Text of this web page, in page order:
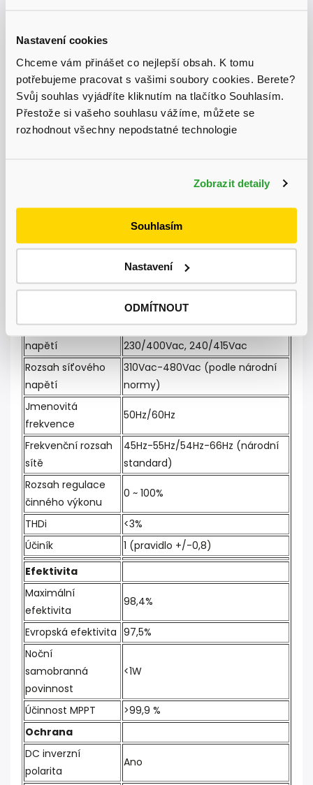
Nastavení cookies
Chceme vám přinášet co nejlepší obsah. K tomu
potřebujeme pracovat s vašimi soubory cookies. Berete?
Svůj souhlas vyjádříte kliknutím na tlačítko Souhlasím.
Přestože si vašeho souhlasu vážíme, můžete se
rozhodnout všechny nepodstatné technologie
Zobrazit detaily
Souhlasím
Nastavení
ODMÍTNOUT
PROVOZNÍHO
Rozsah napětí pro
plný výkon MPPT
250V-850V
Maximální vstupní
proud na MPPT
13A/13A
Výstup (AC)
5000W
Maximální střídavý
Maximální
Jmenovité síťové
napětí
3/N/PE, 220/380Vac,
230/400Vac, 240/415Vac
Rozsah síťového
napětí
310Vac-480Vac (podle národní
normy)
Jmenovitá
frekvence
50Hz/60Hz
Frekvenční rozsah
sítě
45Hz-55Hz/54Hz-66Hz (národní
standard)
Rozsah regulace
činného výkonu
0 ~ 100%
THDi
<3%
Účiník
1 (pravidlo +/-0,8)
Efektivita
Maximální
efektivita
98,4%
Evropská efektivita 97,5%
Noční
samobranná
povinnost
<1W
Účinnost MPPT
>99,9 %
Ochrana
DC inverzní
polarita
Ano